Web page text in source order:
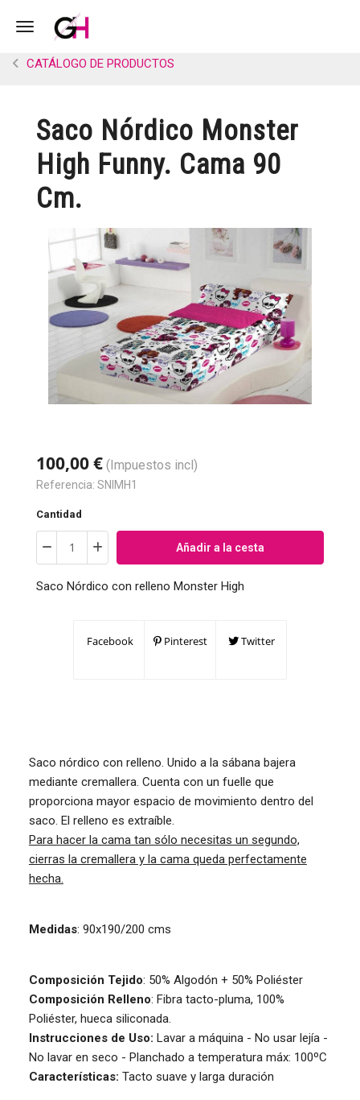
Toggle navigation
CATÁLOGO DE PRODUCTOS
Saco Nórdico Monster
High Funny. Cama 90
Cm.
100,00 € (Impuestos incl)
Referencia: SNIMH1
Cantidad
Añadir a la cesta
Saco Nórdico con relleno Monster High
Facebook Pinterest Twitter
Saco nórdico con relleno. Unido a la sábana bajera
mediante cremallera. Cuenta con un fuelle que
proporciona mayor espacio de movimiento dentro del
saco. El relleno es extraíble.
Para hacer la cama tan sólo necesitas un segundo,
cierras la cremallera y la cama queda perfectamente
hecha.
Medidas: 90x190/200 cms
Composición Tejido: 50% Algodón + 50% Poliéster
Composición Relleno: Fibra tacto-pluma, 100%
Poliéster, hueca siliconada.
Instrucciones de Uso: Lavar a máquina - No usar lejía -
No lavar en seco - Planchado a temperatura máx: 100ºC
Características: Tacto suave y larga duración